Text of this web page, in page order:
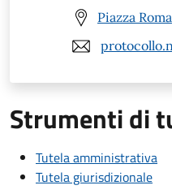
Piazza
Strumenti di
Tutela amministrativa
Tutela giurisdizionale